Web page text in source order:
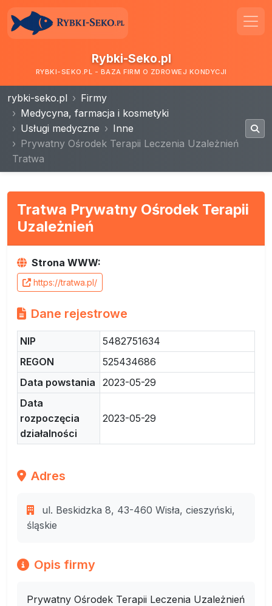
Rybki-Seko.pl
RYBKI-SEKO.PL - BAZA FIRM O ZDROWEJ KONDYCJI
rybki-seko.pl
Firmy
Medycyna, farmacja i kosmetyki
Usługi medyczne
Inne
Prywatny Ośrodek Terapii Leczenia Uzależnień
Tratwa
Tratwa Prywatny Ośrodek Terapii
Uzależnień
Strona WWW:
https://tratwa.pl/
Dane rejestrowe
NIP
5482751634
REGON
525434686
Data powstania
2023-05-29
Data
rozpoczęcia
działalności
2023-05-29
Adres
ul. Beskidzka 8, 43-460 Wisła, cieszyński,
śląskie
Opis firmy
Prywatny Ośrodek Terapii Leczenia Uzależnień